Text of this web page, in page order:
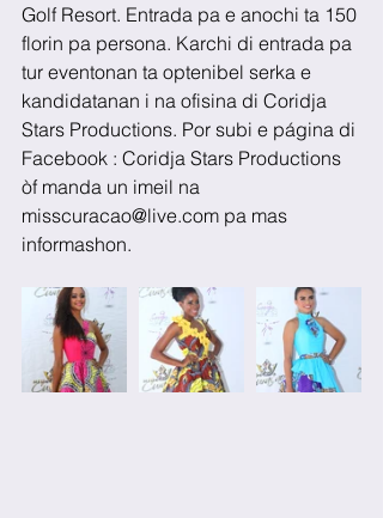
Golf Resort. Entrada pa e anochi ta 150
florin pa persona. Karchi di entrada pa
tur eventonan ta optenibel serka e
kandidatanan i na ofisina di Coridja
Stars Productions. Por subi e página di
Facebook : Coridja Stars Productions
òf manda un imeil na
misscuracao@live.com pa mas
informashon.